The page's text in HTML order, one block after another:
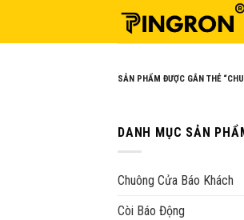
SẢN PHẨM ĐƯỢC GẮN THẺ
DANH MỤC SẢN
Chuông Cửa Báo Khách
Còi Báo Động